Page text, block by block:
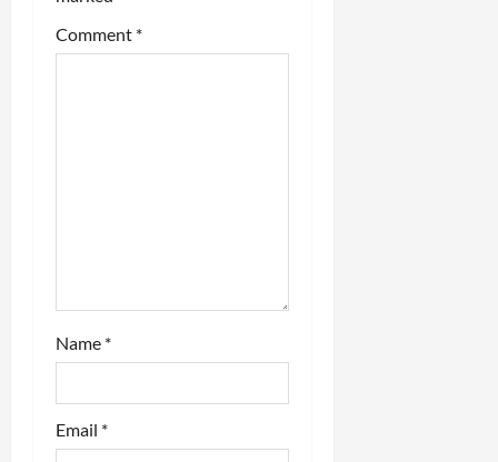
t
i
Comment *
Name *
Email *